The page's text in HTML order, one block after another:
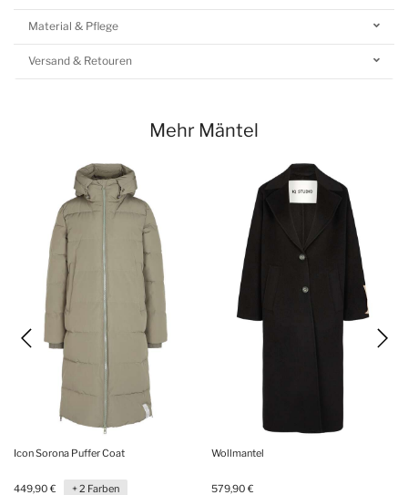
Material & Pflege
Versand & Retouren
Mehr Mäntel
Icon Sorona Puffer Coat
449,90 € + 2 Farben
Wollmantel
579,90 €